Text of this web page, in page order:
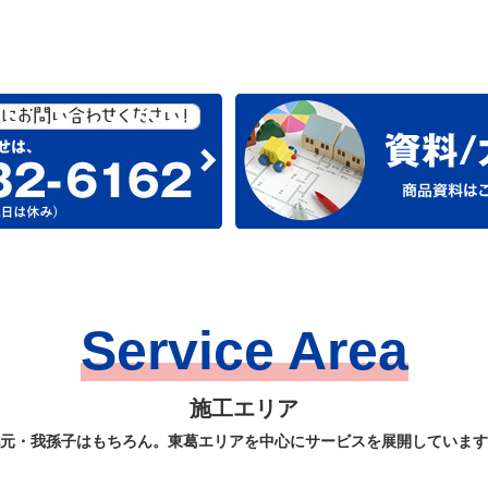
Service Area
施工エリア
・我孫子はもちろん。東葛エリアを中心にサービスを展開していま